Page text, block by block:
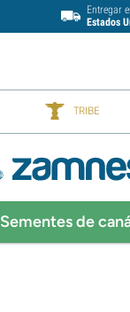
Entregar
Estados
TRIBE
Sementes de